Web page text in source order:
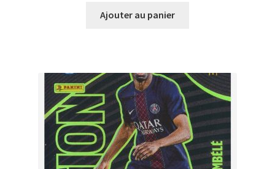
Ajouter au panier